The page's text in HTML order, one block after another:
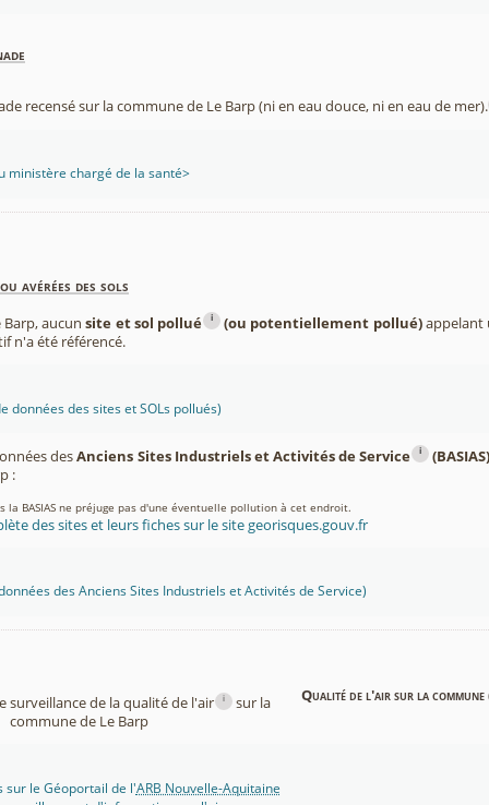
recensé sur la commune de Le Barp (ni en eau douce, ni en eau de mer).
ministère chargé de la santé>
avérées des sols
Barp, aucunsite et sol pollué i (ou potentiellement pollué)appelant
n'a été référencé.
données des sites et SOLs pollués)
desAnciens Sites Industriels et Activités de Service i
:
BASIAS ne préjuge pas d'une éventuelle pollution à cet endroit.
des sites et leurs fiches sur le site georisques.gouv.fr
des Anciens Sites Industriels et Activités de Service)
surveillance de la qualité de l'air i
sur la
commune de Le Barp
Qualité de l'air sur la commune
sur le Géoportail de l'ARB Nouvelle-Aquitaine